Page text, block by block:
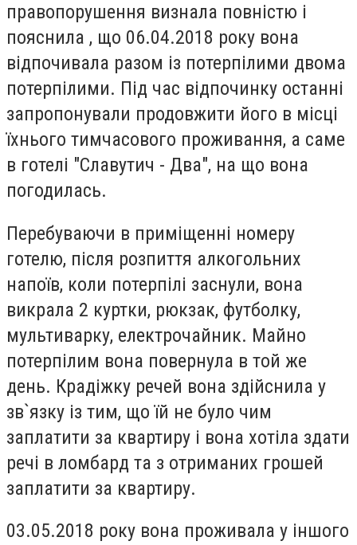
правопорушення визнала повністю і
пояснила , що 06.04.2018 року вона
відпочивала разом із потерпілими двома
потерпілими. Під час відпочинку останні
запропонували продовжити його в місці
їхнього тимчасового проживання, а саме
в готелі "Славутич - Два", на що вона
погодилась.
Перебуваючи в приміщенні номеру
готелю, після розпиття алкогольних
напоїв, коли потерпілі заснули, вона
викрала 2 куртки, рюкзак, футболку,
мультиварку, електрочайник. Майно
потерпілим вона повернула в той же
день. Крадіжку речей вона здійснила у
зв`язку із тим, що їй не було чим
заплатити за квартиру і вона хотіла здати
речі в ломбард та з отриманих грошей
заплатити за квартиру.
03.05.2018 року вона проживала у іншого